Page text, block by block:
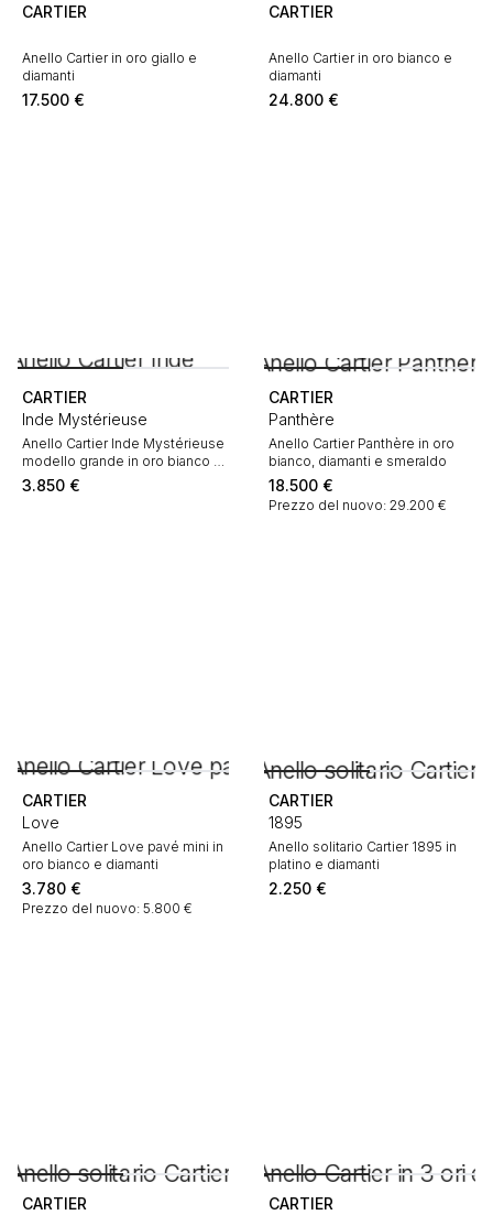
CARTIER
Anello Cartier in oro giallo e
diamanti
17.500 €
CARTIER
Anello Cartier in oro bianco e
diamanti
24.800 €
CARTIER
Inde Mystérieuse
Anello Cartier Inde Mystérieuse
modello grande in oro bianco e
diamanti
3.850 €
CARTIER
Panthère
Anello Cartier Panthère in oro
bianco, diamanti e smeraldo
18.500 €
Prezzo del nuovo: 29.200 €
CARTIER
Love
Anello Cartier Love pavé mini in
oro bianco e diamanti
3.780 €
Prezzo del nuovo: 5.800 €
CARTIER
1895
Anello solitario Cartier 1895 in
platino e diamanti
2.250 €
CARTIER
CARTIER